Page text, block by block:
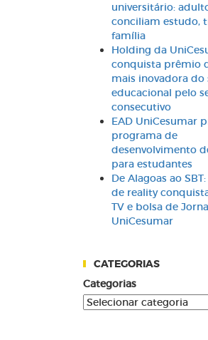
universitário:
conciliam estudo,
família
Holding da
conquista prêmio
mais inovadora do
educacional pelo
consecutivo
EAD UniCesumar
programa de
desenvolvimento
para estudantes
De Alagoas ao
de reality
TV e bolsa de
UniCesumar
CATEGORIAS
Categorias